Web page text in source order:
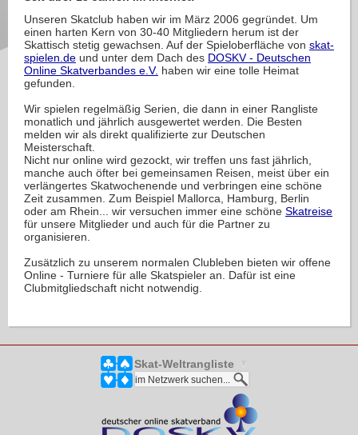
Unseren Skatclub haben wir im März 2006 gegründet. Um
einen harten Kern von 30-40 Mitgliedern herum ist der
Skattisch stetig gewachsen. Auf der Spieloberfläche von skat-
spielen.de und unter dem Dach des DOSKV - Deutschen
Online Skatverbandes e.V. haben wir eine tolle Heimat
gefunden.
Wir spielen regelmäßig Serien, die dann in einer Rangliste
monatlich und jährlich ausgewertet werden. Die Besten
melden wir als direkt qualifizierte zur Deutschen
Meisterschaft.
Nicht nur online wird gezockt, wir treffen uns fast jährlich,
manche auch öfter bei gemeinsamen Reisen, meist über ein
verlängertes Skatwochenende und verbringen eine schöne
Zeit zusammen. Zum Beispiel Mallorca, Hamburg, Berlin
oder am Rhein... wir versuchen immer eine schöne Skatreise
für unsere Mitglieder und auch für die Partner zu
organisieren.
Zusätzlich zu unserem normalen Clubleben bieten wir offene
Online - Turniere für alle Skatspieler an. Dafür ist eine
Clubmitgliedschaft nicht notwendig.
Skat-Weltrangliste